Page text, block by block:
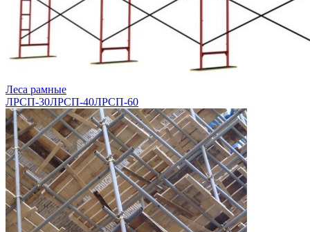
Леса рамные
ЛРСП-30ЛРСП-40ЛРСП-60